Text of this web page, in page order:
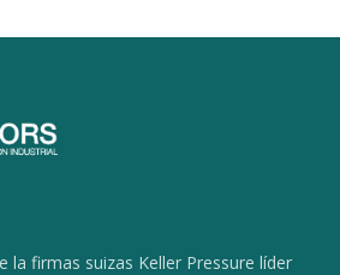
la firmas suizas Keller Pressure líder